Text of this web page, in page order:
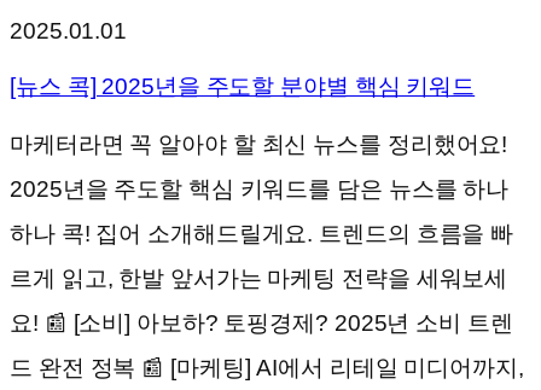
2025.01.01
[뉴스 콕] 2025년을 주도할 분야별 핵심 키워드
마케터라면 꼭 알아야 할 최신 뉴스를 정리했어요!
2025년을 주도할 핵심 키워드를 담은 뉴스를 하나
하나 콕! 집어 소개해드릴게요. 트렌드의 흐름을 빠
르게 읽고, 한발 앞서가는 마케팅 전략을 세워보세
요! 📰 [소비] 아보하? 토핑경제? 2025년 소비 트렌
드 완전 정복 📰 [마케팅] AI에서 리테일 미디어까지,